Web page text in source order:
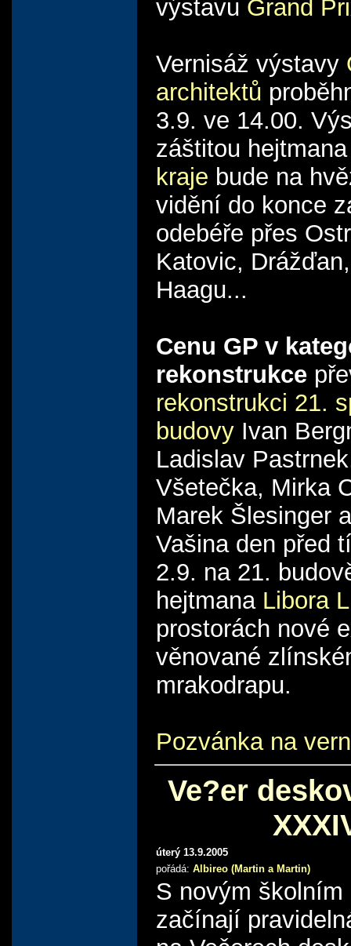
výstavu Grand
Vernisáž výstavy
architektů
3.9. ve 14.00.
záštitou
kraje bude na
vidění do konce
odebéře přes
Katovic,
Haagu...
Cenu GP v
rekonstrukce
rekonstrukci 21.
budovy Ivan
Ladislav
Všetečka, Mirka
Marek Šlesinger
Vašina den před
2.9. na 21.
hejtmana Libora
prostorách nové
věnované
mrakodrapu.
Pozvánka na
Ve?er
úterý 13.9.2005
pořádá: Albireo (Martin a Martin)
S novým školním
začínají